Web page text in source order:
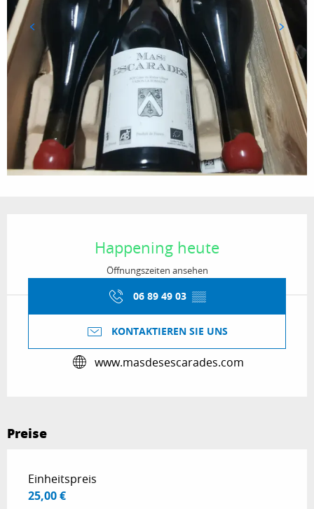
Happening heute
Öffnungszeiten ansehen
06 89 49 03 ▒▒
KONTAKTIEREN SIE UNS
www.masdesescarades.com
Preise
Preise 2026
Einheitspreis
25,00 €